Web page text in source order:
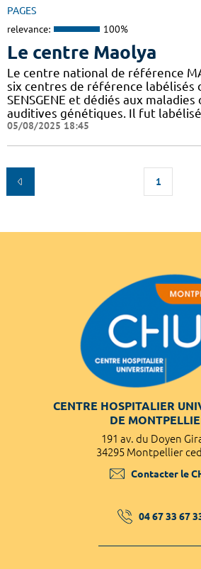
PAGES
relevance: 100%
Le centre Maolya
Le centre national de référence
six centres de référence labélisés
SENSGENE et dédiés aux
auditives génétiques. Il fut
05/08/2025 18:45
1
CENTRE HOSPITALIER
DE
191 av. du Doyen
34295 Montpellier
Contacter le
04 67 33 67